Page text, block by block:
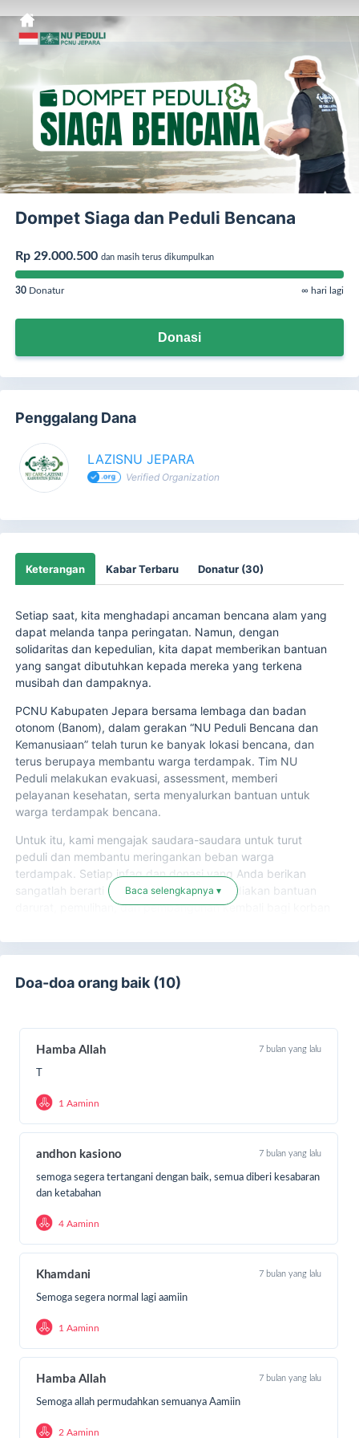
Dompet Siaga dan Peduli Bencana
Rp 29.000.500 dan masih terus dikumpulkan
30 Donatur ∞ hari lagi
Donasi
Penggalang Dana
LAZISNU JEPARA
Verified Organization
Keterangan Kabar Terbaru Donatur (30)
Setiap saat, kita menghadapi ancaman bencana alam yang
dapat melanda tanpa peringatan. Namun, dengan
solidaritas dan kepedulian, kita dapat memberikan bantuan
yang sangat dibutuhkan kepada mereka yang terkena
musibah dan dampaknya.
PCNU Kabupaten Jepara bersama lembaga dan badan
otonom (Banom), dalam gerakan “NU Peduli Bencana dan
Kemanusiaan” telah turun ke banyak lokasi bencana, dan
terus berupaya membantu warga terdampak. Tim NU
Peduli melakukan evakuasi, assessment, memberi
pelayanan kesehatan, serta menyalurkan bantuan untuk
warga terdampak bencana.
Untuk itu, kami mengajak saudara-saudara untuk turut
peduli dan membantu meringankan beban warga
terdampak. Setiap infaq dan donasi yang Anda berikan
sangatlah berarti untuk membantu menyediakan bantuan
darurat, pemulihan, dan pembangunan kembali bagi korban
sekitarnya serta wilayah Indonesia lainnya.
Baca selengkapnya ▾
Doa-doa orang baik (10)
Hamba Allah 7 bulan yang lalu
1 Aaminn
andhon kasiono 7 bulan yang lalu
semoga segera tertangani dengan baik, semua diberi kesabaran
dan ketabahan
4 Aaminn
Khamdani 7 bulan yang lalu
Semoga segera normal lagi aamiin
1 Aaminn
Hamba Allah 7 bulan yang lalu
Semoga allah permudahkan semuanya Aamiin
2 Aaminn